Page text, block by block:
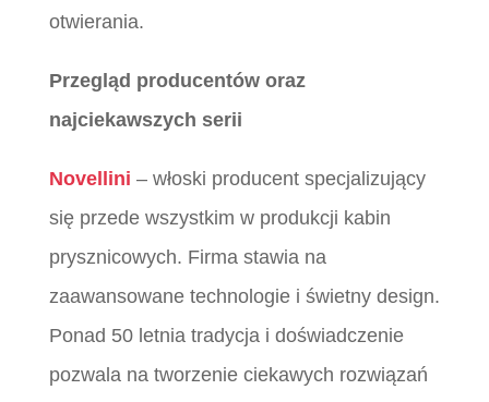
otwierania.
Przegląd producentów oraz
najciekawszych serii
Novellini – włoski producent specjalizujący
się przede wszystkim w produkcji kabin
prysznicowych. Firma stawia na
zaawansowane technologie i świetny design.
Ponad 50 letnia tradycja i doświadczenie
pozwala na tworzenie ciekawych rozwiązań